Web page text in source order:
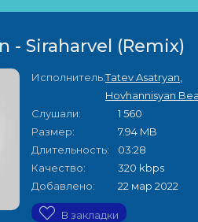
- Siraharvel (Remix)
Исполнитель:Tatev Asatryan
Hovhannisyan
Слушали:
1 560
Размер:
7.94 MB
Длительность:
03:28
Качество:
320 kbps
Добавлено:
22 мар 2022
В закладки